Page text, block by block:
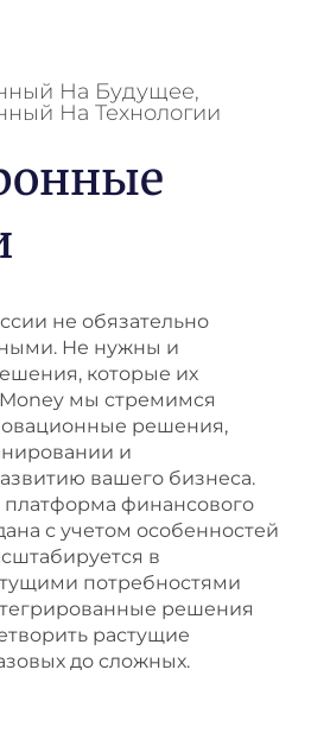
На Будущее,
На Технологии
не обязательно
Не нужны и
которые их
мы стремимся
решения,
и
вашего бизнеса.
финансового
с учетом особенностей
в
потребностями
решения
растущие
до сложных.